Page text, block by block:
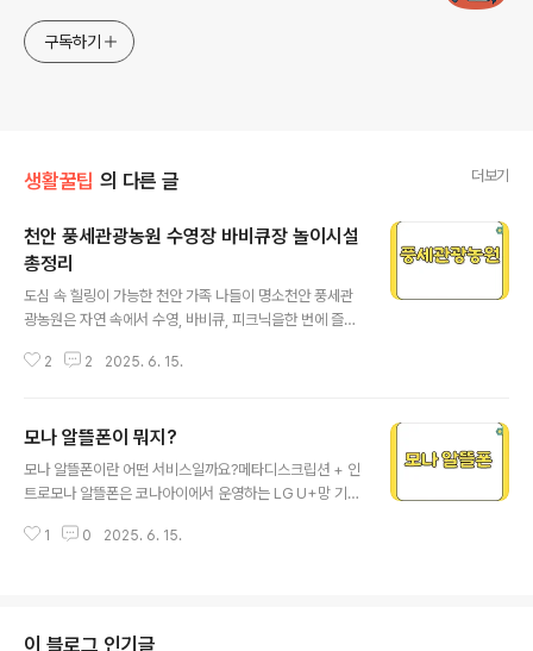
구독하기
생활꿀팁 의 다른 글 더보기
천안 풍세관광농원 수영장 바비큐장 놀이시설
총정리
도심 속 힐링이 가능한 천안 가족 나들이 명소천안 풍세관
광농원은 자연 속에서 수영, 바비큐, 피크닉을한 번에 즐길
드 검색에서 폭발적인 관심을 얻고 있으며특히 여름철에는
로 딱입니다.아이들과 하루 종일 신나게 즐기는 물놀이 천
국풍세관광농원의 핵심은 실내외 수영장과 패밀리 물놀이
장입니다.물깊이가 낮고 안전요원이 상주해 아이들과 안심
나 탁하지 않습니다.부모가 함께 들어가도 부담 없는 구조
2 2 2025. 6. 15.
모나 알뜰폰이 뭐지?
모나 알뜰폰이란 어떤 서비스일까요?메타디스크립션 + 인
트로모나 알뜰폰은 코나아이에서 운영하는 LG U+망 기반
멤버십 혜택까지 한 번에 제공합니다.이 글은 요금제·혜택·
일 요금 유지가 핵심입니다.요금제명 월요금 데이터 통화
1 0 2025. 6. 15.
이 블로그 인기글